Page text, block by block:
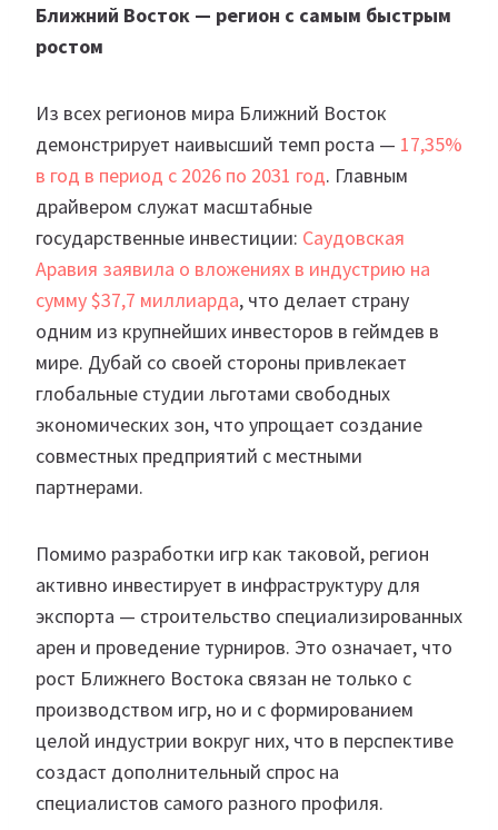
Ближний Восток — регион с самым быстрым
ростом
Из всех регионов мира Ближний Восток
демонстрирует наивысший темп роста — 17,35%
в год в период с 2026 по 2031 год. Главным
драйвером служат масштабные
государственные инвестиции: Саудовская
Аравия заявила о вложениях в индустрию на
сумму $37,7 миллиарда, что делает страну
одним из крупнейших инвесторов в геймдев в
мире. Дубай со своей стороны привлекает
глобальные студии льготами свободных
экономических зон, что упрощает создание
совместных предприятий с местными
партнерами.
Помимо разработки игр как таковой, регион
активно инвестирует в инфраструктуру для
экспорта — строительство специализированных
арен и проведение турниров. Это означает, что
рост Ближнего Востока связан не только с
производством игр, но и с формированием
целой индустрии вокруг них, что в перспективе
создаст дополнительный спрос на
специалистов самого разного профиля.